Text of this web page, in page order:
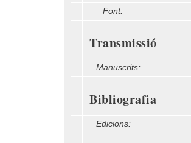
Font:
Transmissió
Manuscrits:
Bibliografia
Edicions: